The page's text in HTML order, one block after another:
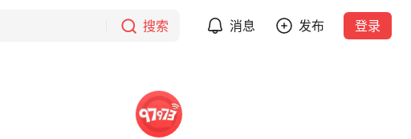
搜索 消息 发布 登录